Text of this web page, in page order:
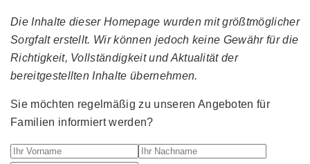
Die Inhalte dieser Homepage wurden mit größtmöglicher
Sorgfalt erstellt. Wir können jedoch keine Gewähr für die
Richtigkeit, Vollständigkeit und Aktualität der
bereitgestellten Inhalte übernehmen.
Sie möchten regelmäßig zu unseren Angeboten für
Familien informiert werden?
Ihr Vorname Ihr Nachname